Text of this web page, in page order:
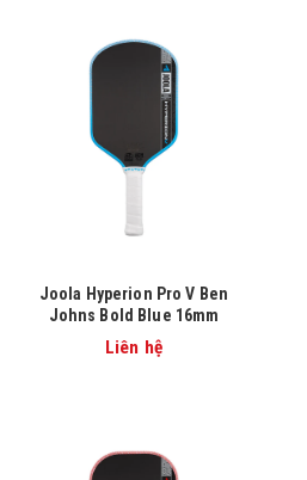
Joola Hyperion Pro V Ben
Johns Bold Blue 16mm
Liên hệ